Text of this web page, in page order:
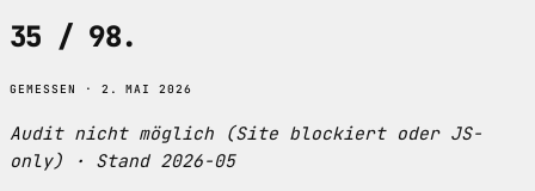
35 / 98.
GEMESSEN · 2. MAI 2026
Audit nicht möglich (Site blockiert oder JS-
only) · Stand 2026-05